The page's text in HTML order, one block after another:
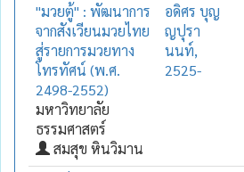
"มวยตู้" : พัฒนาการ
จากสังเวียนมวยไทย
สู่รายการมวยทาง
โทรทัศน์ (พ.ศ.
2498-2552)
มหาวิทยาลัย
ธรรมศาสตร์
สมสุข หินวิมาน
อดิศร บุญ
ญปุรา
นนท์,
2525-